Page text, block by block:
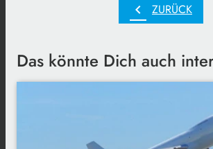
chevron_left ZURÜCK
Das könnte Dich auch